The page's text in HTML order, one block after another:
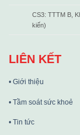
CS3: TTTM B,
kiến)
LIÊN KẾT
• Giới thiệu
• Tầm soát sức khoẻ
• Tin tức